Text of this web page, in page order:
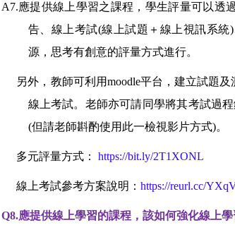
A7.應提供線上學習之課程，學生評量可以透
告、線上考試(線上試題＋線上視訊系
源，思考有創意的評量方式進行。
另外，教師可利用moodle平台，建立試題
線上考試。老師亦可請同學將其考試過
(但請老師斟酌使用此一檢視影片方式)。
多元評量方式： https://bit.ly/2T1XONL
線上考試參考方案說明：https://reurl.cc/
Q8.應提供線上學習的課程，該如何強化線上